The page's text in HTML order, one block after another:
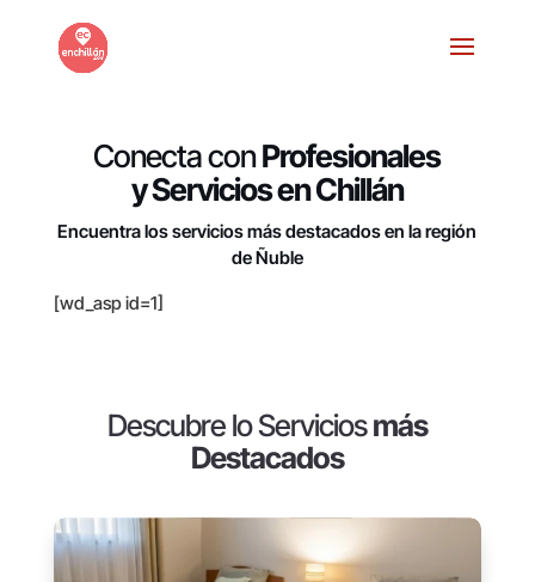
Conecta conProfesionales
y Servicios en Chillán
Encuentra los servicios más destacados en la región
de Ñuble
[wd_asp id=1]
Descubre lo Serviciosmás
Destacados